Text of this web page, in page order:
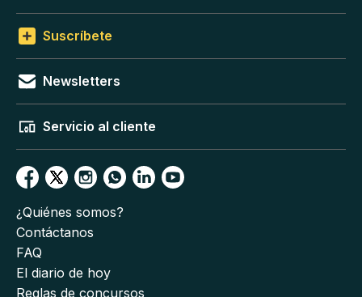
Suscríbete
Newsletters
Servicio al cliente
¿Quiénes somos?
Contáctanos
FAQ
El diario de hoy
Reglas de concursos